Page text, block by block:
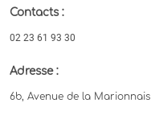
Contacts :
02 23 61 93 30
Adresse :
6b, Avenue de la Marionnais